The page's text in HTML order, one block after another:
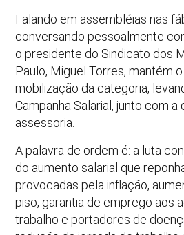
Falando em assembléias nas
conversando pessoalmente
o presidente do Sindicato dos
Paulo, Miguel Torres, mantém
mobilização da categoria,
Campanha Salarial, junto com a
assessoria.
A palavra de ordem é: a luta
do aumento salarial que
provocadas pela inflação,
piso, garantia de emprego aos
trabalho e portadores de